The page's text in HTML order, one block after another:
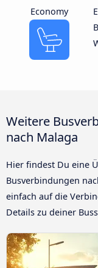
Economy
Weitere
nach Malaga
Hier findest Du eine
Busverbindungen
einfach auf die
Details zu deiner